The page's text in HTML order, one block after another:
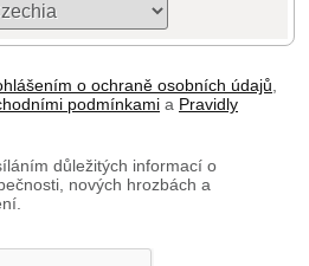
o ochraně osobních údajů
podmínkami a Pravidly
důležitých informací o
nových hrozbách a